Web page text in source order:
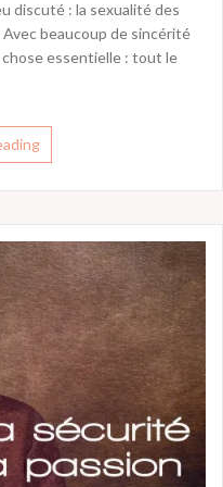
discuté : la sexualité des
beaucoup de sincérité
essentielle : tout le